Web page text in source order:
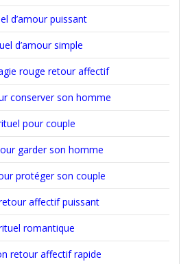
d’amour puissant
d’amour simple
rouge retour affectif
conserver son homme
pour couple
garder son homme
protéger son couple
affectif puissant
romantique
retour affectif rapide